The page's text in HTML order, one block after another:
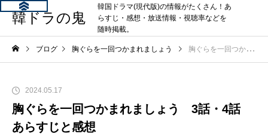
韓ドラの鬼
韓国ドラマ(現代版)の情報がたくさん！あ
らすじ・感想・放送情報・視聴率などを
随時掲載。
ブログ 胸ぐらを一回つかまれましょう 胸ぐらを一回つかまれましょう 3話・4話 あらすじと感想
2024.05.17
胸ぐらを一回つかまれましょう 3話・4話
あらすじと感想